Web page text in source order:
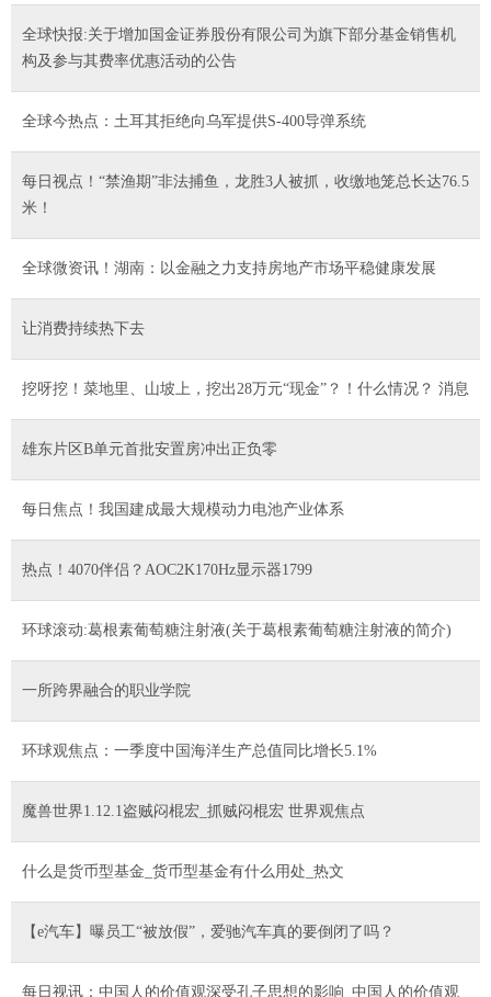
全球快报:关于增加国金证券股份有限公司为旗下部分基金销售机
构及参与其费率优惠活动的公告
全球今热点：土耳其拒绝向乌军提供S-400导弹系统
每日视点！“禁渔期”非法捕鱼，龙胜3人被抓，收缴地笼总长达76.5
米！
全球微资讯！湖南：以金融之力支持房地产市场平稳健康发展
让消费持续热下去
挖呀挖！菜地里、山坡上，挖出28万元“现金”？！什么情况？ 消息
雄东片区B单元首批安置房冲出正负零
每日焦点！我国建成最大规模动力电池产业体系
热点！4070伴侣？AOC2K170Hz显示器1799
环球滚动:葛根素葡萄糖注射液(关于葛根素葡萄糖注射液的简介)
一所跨界融合的职业学院
环球观焦点：一季度中国海洋生产总值同比增长5.1%
魔兽世界1.12.1盗贼闷棍宏_抓贼闷棍宏 世界观焦点
什么是货币型基金_货币型基金有什么用处_热文
【e汽车】曝员工“被放假”，爱驰汽车真的要倒闭了吗？
每日视讯：中国人的价值观深受孔子思想的影响_中国人的价值观